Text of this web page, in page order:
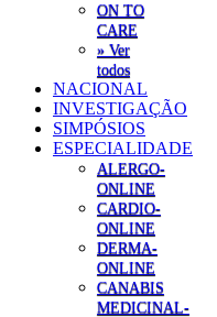
ON TO
CARE
» Ver
todos
NACIONAL
INVESTIGAÇÃO
SIMPÓSIOS
ESPECIALIDADE
ALERGO-
ONLINE
CARDIO-
ONLINE
DERMA-
ONLINE
CANABIS
MEDICINAL-